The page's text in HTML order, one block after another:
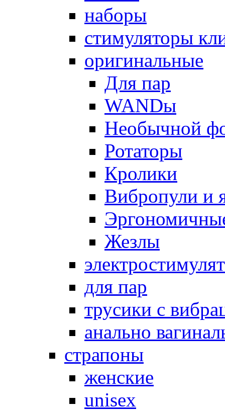
наборы
стимуляторы
оригинальные
Для пар
WANDы
Необычной
Ротаторы
Кролики
Вибропули и
Жезлы
для пар
трусики с
анально
страпоны
женские
unisex